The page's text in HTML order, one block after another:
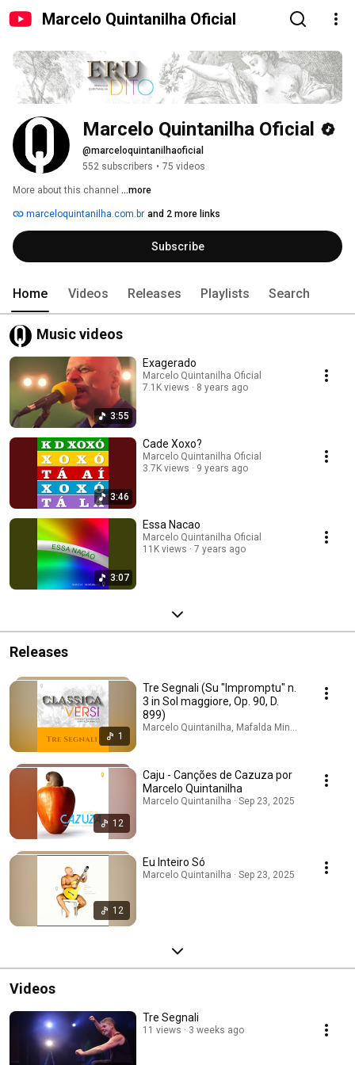
Marcelo Quintanilha Oficial
Marcelo Quintanilha Oficial
@marceloquintanilhaoficial
552 subscribers • 75 videos
More about this channel ...more
marceloquintanilha.com.br and 2 more links
Subscribe
Home Videos Releases Playlists Search
Music videos
3:55
Exagerado
Marcelo Quintanilha Oficial
7.1K views
8 years ago
3:46
Cade Xoxo?
Marcelo Quintanilha Oficial
3.7K views
9 years ago
3:07
Essa Nacao
Marcelo Quintanilha Oficial
11K views
7 years ago
Releases
1
Tre Segnali (Su "Impromptu" n.
3 in Sol maggiore, Op. 90, D.
899)
Marcelo Quintanilha, Mafalda Minnozzi, Luca
12
Caju - Canções de Cazuza por
Marcelo Quintanilha
Marcelo Quintanilha · Sep 23, 2025
12
Eu Inteiro Só
Marcelo Quintanilha · Sep 23, 2025
Videos
Tre Segnali
11 views 3 weeks ago